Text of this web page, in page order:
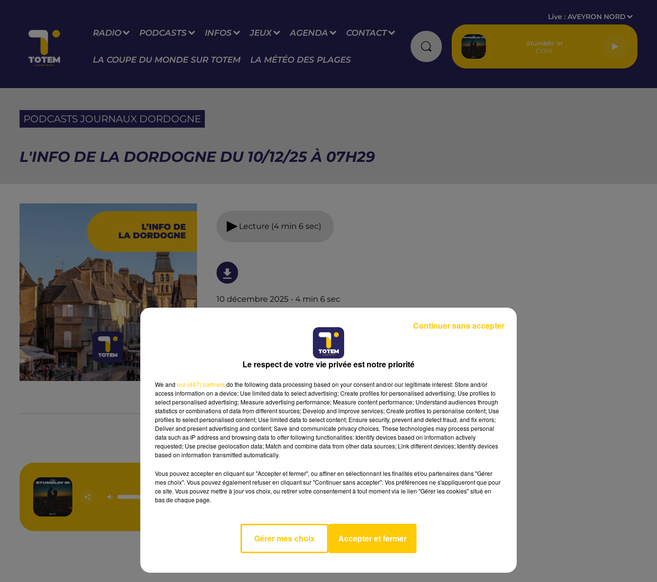
RADIO PODCASTS INFOS JEUX AGENDA CONTACT
LA COUPE DU MONDE SUR TOTEM LA MÉTÉO DES PLAGES
Live :AVEYRON NORD
Stumblin' In
CYRIL
PODCASTS JOURNAUX DORDOGNE
L'INFO DE LA DORDOGNE DU 10/12/25 À 07H29
Lecture (4 min 6 sec)
10 décembre 2025 - 4 min 6 sec
Ecoutez sur Totem l'information à Tulle, Brive, dans le
Nord du Lot et le pays sarladais avec les reportages de
nos journalistes sur le terrain.
Stumblin' In
CYRIL
AVEYRON NORD
Le respect de votre vie privée est notre priorité
We and our (447) partnersdo the following data processing based on your consent and/or our legitimate interest: Store and/or
access information on a device; Use limited data to select advertising; Create profiles for personalised advertising; Use profiles to
select personalised advertising; Measure advertising performance; Measure content performance; Understand audiences through
statistics or combinations of data from different sources; Develop and improve services; Create profiles to personalise content; Use
profiles to select personalised content; Use limited data to select content; Ensure security, prevent and detect fraud, and fix errors;
Deliver and present advertising and content; Save and communicate privacy choices. These technologies may process personal
data such as IP address and browsing data to offer following functionalities: Identify devices based on information actively
requested; Use precise geolocation data; Match and combine data from other data sources; Link different devices; Identify devices
based on information transmitted automatically.
Vous pouvez accepter en cliquant sur "Accepter et fermer", ou affiner en sélectionnant les finalités et/ou partenaires dans "Gérer
mes choix". Vous pouvez également refuser en cliquant sur "Continuer sans accepter". Vos préférences ne s'appliqueront que pour
ce site. Vous pouvez mettre à jour vos choix, ou retirer votre consentement à tout moment via le lien "Gérer les cookies" situé en
bas de chaque page.
Gérer mes choix Accepter et fermer
Continuer sans accepter